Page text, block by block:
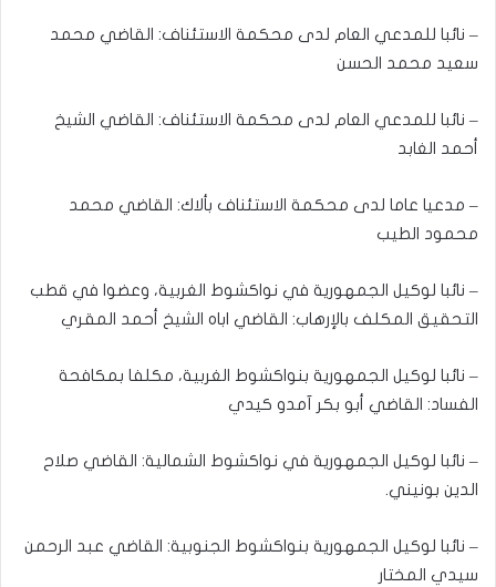
– نائبا للمدعي العام لدى محكمة الاستئناف: القاضي محمد
سعيد محمد الحسن
– نائبا للمدعي العام لدى محكمة الاستئناف: القاضي الشيخ
أحمد الغابد
– مدعيا عاما لدى محكمة الاستئناف بألاك: القاضي محمد
محمود الطيب
– نائبا لوكيل الجمهورية في نواكشوط الغربية، وعضوا في قطب
التحقيق المكلف بالإرهاب: القاضي اباه الشيخ أحمد المقري
– نائبا لوكيل الجمهورية بنواكشوط الغربية، مكلفا بمكافحة
الفساد: القاضي أبو بكر آمدو كيدي
– نائبا لوكيل الجمهورية في نواكشوط الشمالية: القاضي صلاح
الدين بونيني.
– نائبا لوكيل الجمهورية بنواكشوط الجنوبية: القاضي عبد الرحمن
سيدي المختار